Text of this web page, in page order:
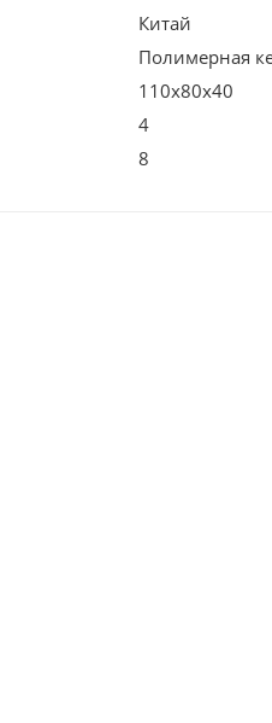
Китай
Полимерная
110х80х40
4
8